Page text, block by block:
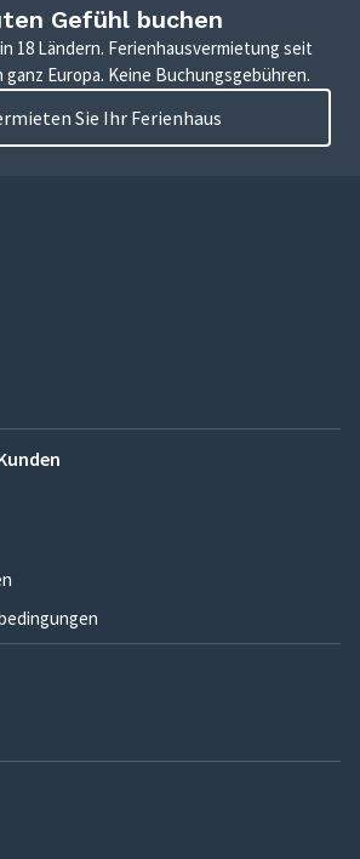
Gefühl buchen
18 Ländern. Ferienhausvermietung seit
ganz Europa. Keine Buchungsgebühren.
Sie Ihr Ferienhaus